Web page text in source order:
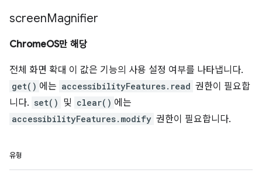
screenMagnifier
ChromeOS만 해당
전체 화면 확대 이 값은 기능의 사용 설정 여부를 나타냅니다.
get() 에는 accessibilityFeatures.read 권한이 필요합
니다. set() 및 clear() 에는
accessibilityFeatures.modify 권한이 필요합니다.
유형